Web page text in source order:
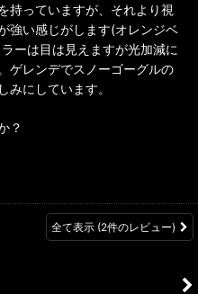
持っていますが、それより視
強い感じがします(オレンジベ
ーは目は見えますが光加減に
ゲレンデでスノーゴーグルの
みにしています。
？
全て表示 (2件のレビュー)